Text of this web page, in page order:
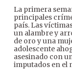
La primera
principales
país. Las
un alambre y
de oro y una
adolescente
asesinado con
imputados en el